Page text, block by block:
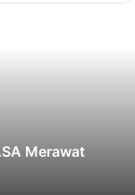
Merawat